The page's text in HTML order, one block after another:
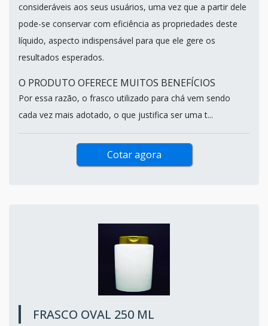
consideráveis aos seus usuários, uma vez que a partir dele
pode-se conservar com eficiência as propriedades deste
líquido, aspecto indispensável para que ele gere os
resultados esperados.
O PRODUTO OFERECE MUITOS BENEFÍCIOS
Por essa razão, o frasco utilizado para chá vem sendo
cada vez mais adotado, o que justifica ser uma t...
Cotar agora
FRASCO OVAL 250 ML